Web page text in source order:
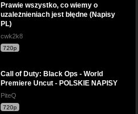
Prawie wszystko, co wiemy o
uzależnieniach jest błędne (Napisy
PL)
cwk2k8
720p
Call of Duty: Black Ops - World
Premiere Uncut - POLSKIE NAPISY
PiteQ
720p